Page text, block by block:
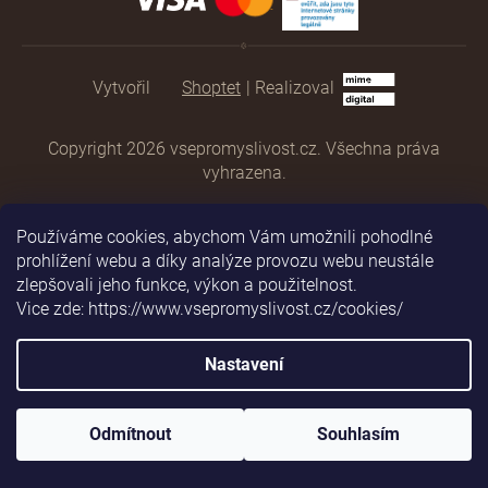
Používáme cookies, abychom Vám umožnili pohodlné
prohlížení webu a díky analýze provozu webu neustále
zlepšovali jeho funkce, výkon a použitelnost.
Vice zde: https://www.vsepromyslivost.cz/cookies/
Nastavení
Odmítnout Souhlasím
Shoptet | Realizoval
Copyright 2026 vsepromyslivost.cz . Všechna práva
vyhrazena.